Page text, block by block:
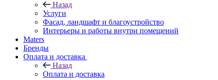
Назад
Услуги
Фасад, ландшафт и благоустройство
Интерьеры и работы внутри помещений
Maters
Бренды
Оплата и доставка
Назад
Оплата и доставка